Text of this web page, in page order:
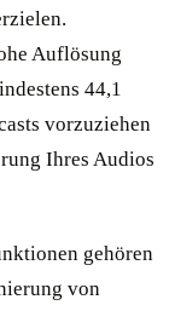
Auflösung
44,1
vorzuziehen
Ihres Audios
gehören
von